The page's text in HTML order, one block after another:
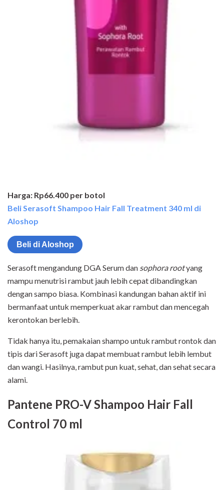
Harga: Rp66.400 per botol
Beli Serasoft Shampoo Hair Fall Treatment 340 ml di
Aloshop
Beli di Aloshop
Serasoft mengandung DGA Serum dan sophora rootyang
mampu menutrisi rambut jauh lebih cepat dibandingkan
dengan sampo biasa. Kombinasi kandungan bahan aktif ini
bermanfaat untuk memperkuat akar rambut dan mencegah
kerontokan berlebih.
Tidak hanya itu, pemakaian shampo untuk rambut rontok dan
tipis dari Serasoft juga dapat membuat rambut lebih lembut
dan wangi. Hasilnya, rambut pun kuat, sehat, dan sehat secara
alami.
Pantene PRO-V Shampoo Hair Fall
Control 70 ml